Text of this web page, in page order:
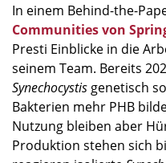
In einem Behind-the-
Communities von
Presti Einblicke in die
seinem Team. Bereits
Synechocystis genetisch
Bakterien mehr PHB
Nutzung bleiben aber
Produktion stehen sich